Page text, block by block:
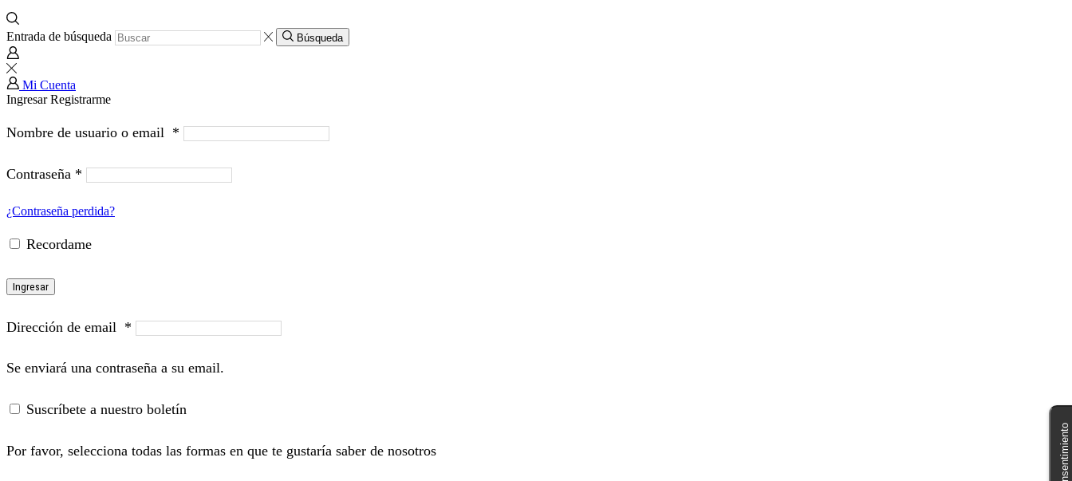
Entrada de búsqueda Búsqueda
Mi Cuenta
IngresarRegistrarme
Nombre de usuario o email *
Contraseña *
¿Contraseña perdida?
Recordame
Ingresar
Dirección de email *
Se enviará una contraseña a su email.
Suscríbete a nuestro boletín
Por favor, selecciona todas las formas en que te gustaría saber de nosotros